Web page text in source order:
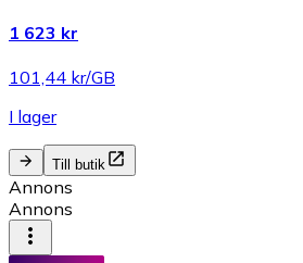
1 623 kr
101,44 kr/GB
I lager
Till butik
Annons
Annons